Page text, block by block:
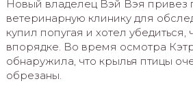
Новый владелец Вэй Вэя привез
ветеринарную клинику для
купил попугая и хотел убедиться,
впорядке. Во время осмотра
обнаружила, что крылья птицы
обрезаны.